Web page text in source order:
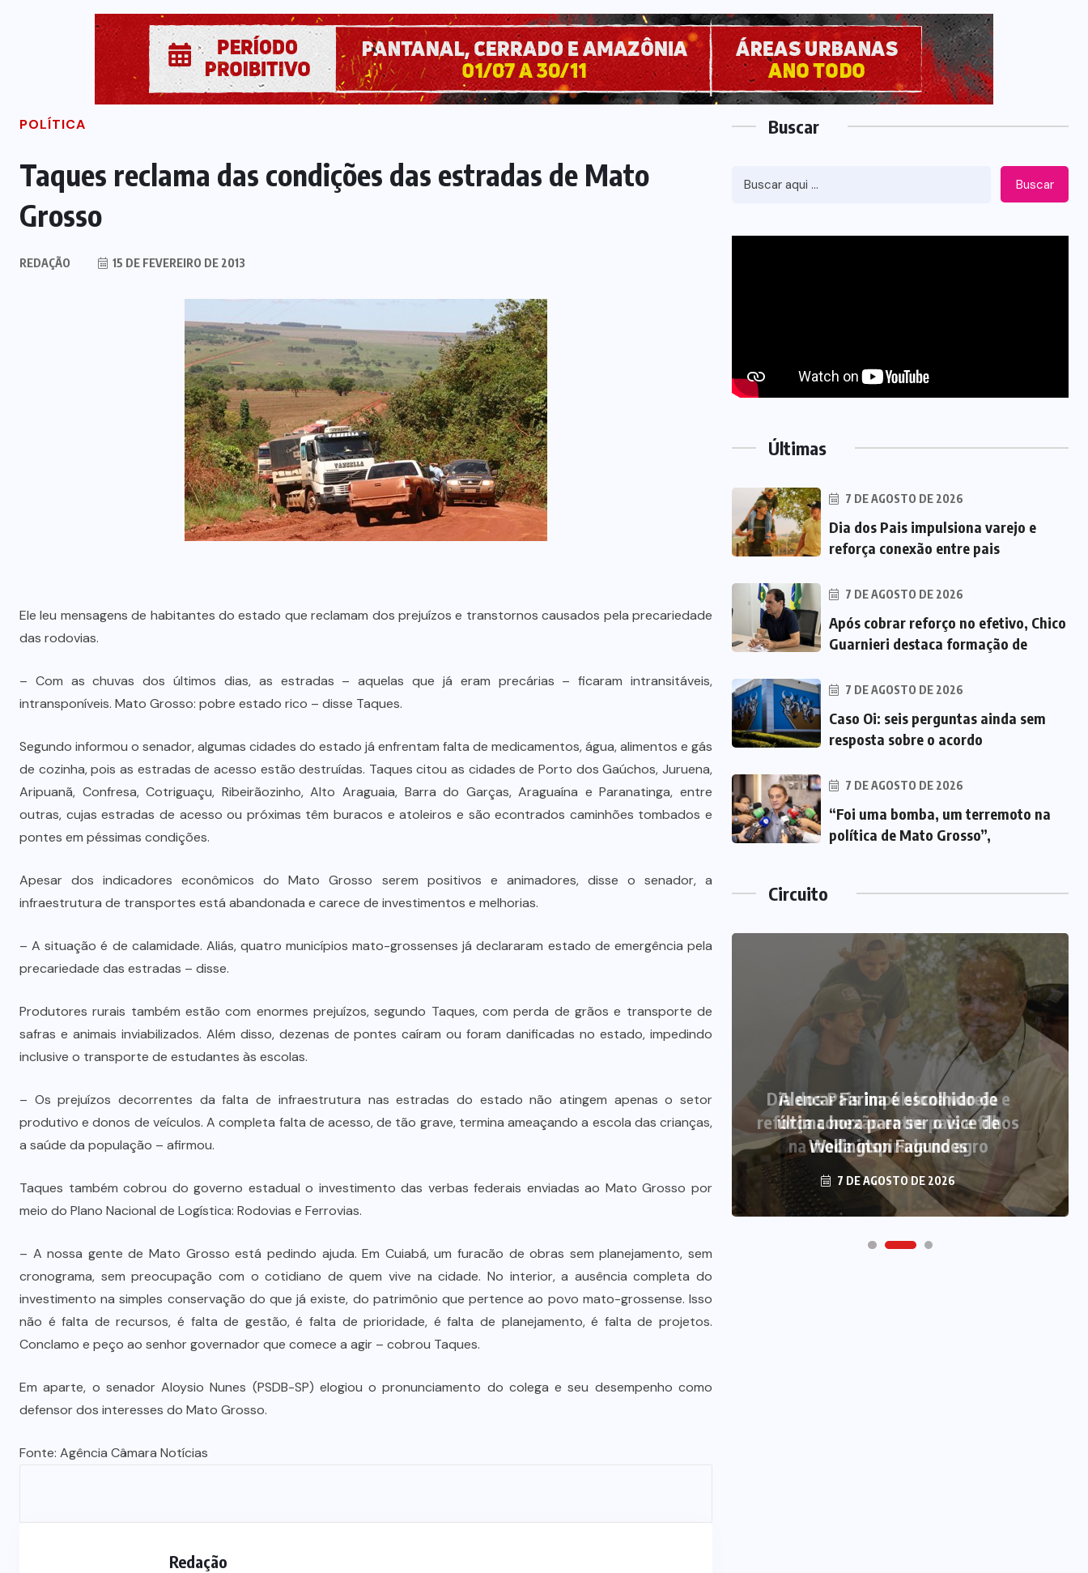
POLÍTICA
Taques reclama das condições das estradas de Mato
Grosso
REDAÇÃO 15 DE FEVEREIRO DE 2013
Ele leu mensagens de habitantes do estado que reclamam dos prejuízos e transtornos causados pela precariedade
das rodovias.
– Com as chuvas dos últimos dias, as estradas – aquelas que já eram precárias – ficaram intransitáveis,
intransponíveis. Mato Grosso: pobre estado rico – disse Taques.
Segundo informou o senador, algumas cidades do estado já enfrentam falta de medicamentos, água, alimentos e gás
de cozinha, pois as estradas de acesso estão destruídas. Taques citou as cidades de Porto dos Gaúchos, Juruena,
Aripuanã, Confresa, Cotriguaçu, Ribeirãozinho, Alto Araguaia, Barra do Garças, Araguaína e Paranatinga, entre
outras, cujas estradas de acesso ou próximas têm buracos e atoleiros e são econtrados caminhões tombados e
pontes em péssimas condições.
Apesar dos indicadores econômicos do Mato Grosso serem positivos e animadores, disse o senador, a
infraestrutura de transportes está abandonada e carece de investimentos e melhorias.
– A situação é de calamidade. Aliás, quatro municípios mato-grossenses já declararam estado de emergência pela
precariedade das estradas – disse.
Produtores rurais também estão com enormes prejuízos, segundo Taques, com perda de grãos e transporte de
safras e animais inviabilizados. Além disso, dezenas de pontes caíram ou foram danificadas no estado, impedindo
inclusive o transporte de estudantes às escolas.
– Os prejuízos decorrentes da falta de infraestrutura nas estradas do estado não atingem apenas o setor
produtivo e donos de veículos. A completa falta de acesso, de tão grave, termina ameaçando a escola das crianças,
a saúde da população – afirmou.
Taques também cobrou do governo estadual o investimento das verbas federais enviadas ao Mato Grosso por
meio do Plano Nacional de Logística: Rodovias e Ferrovias.
– A nossa gente de Mato Grosso está pedindo ajuda. Em Cuiabá, um furacão de obras sem planejamento, sem
cronograma, sem preocupação com o cotidiano de quem vive na cidade. No interior, a ausência completa do
investimento na simples conservação do que já existe, do patrimônio que pertence ao povo mato-grossense. Isso
não é falta de recursos, é falta de gestão, é falta de prioridade, é falta de planejamento, é falta de projetos.
Conclamo e peço ao senhor governador que comece a agir – cobrou Taques.
Em aparte, o senador Aloysio Nunes (PSDB-SP) elogiou o pronunciamento do colega e seu desempenho como
defensor dos interesses do Mato Grosso.
Fonte: Agência Câmara Notícias
Redação
Buscar
Buscar
Últimas
7 DE AGOSTO DE 2026
Dia dos Pais impulsiona varejo e
reforça conexão entre pais
7 DE AGOSTO DE 2026
Após cobrar reforço no efetivo, Chico
Guarnieri destaca formação de
7 DE AGOSTO DE 2026
Caso Oi: seis perguntas ainda sem
resposta sobre o acordo
7 DE AGOSTO DE 2026
“Foi uma bomba, um terremoto na
política de Mato Grosso”,
Circuito
Prefeito Abilio Brunini recebe a
mais alta honraria da Rotam em
Cuiabá
7 DE AGOSTO DE 2026
Dia dos Pais impulsiona varejo e
reforça conexão entre pais e filhos
7 DE AGOSTO DE 2026
Alencar Farina é escolhido de
última hora para ser o vice de
Wellington Fagundes
7 DE AGOSTO DE 2026